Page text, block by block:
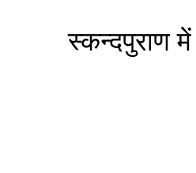
स्कन्दपुराण